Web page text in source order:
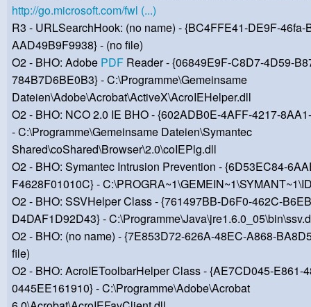
http://go.microsoft.com/fwl (...)
R3 - URLSearchHook: (no name) - {BC4FFE41-DE9F-46fa-
AAD49B9F9938} - (no file)
O2 - BHO: Adobe PDF Reader - {06849E9F-C8D7-4D59-
784B7D6BE0B3} - C:\Programme\Gemeinsame
Dateien\Adobe\Acrobat\ActiveX\AcroIEHelper.dll
O2 - BHO: NCO 2.0 IE BHO - {602ADB0E-4AFF-4217-
- C:\Programme\Gemeinsame Dateien\Symantec
Shared\coShared\Browser\2.0\coIEPlg.dll
O2 - BHO: Symantec Intrusion Prevention - {6D53EC84-
F4628F01010C} -
O2 - BHO: SSVHelper Class - {761497BB-D6F0-462C-
D4DAF1D92D43} -
O2 - BHO: (no name) - {7E853D72-626A-48EC-A868-
file)
O2 - BHO: AcroIEToolbarHelper Class - {AE7CD045-E861-
0445EE161910} - C:\Programme\Adobe\Acrobat